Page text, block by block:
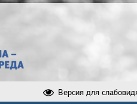
Версия для